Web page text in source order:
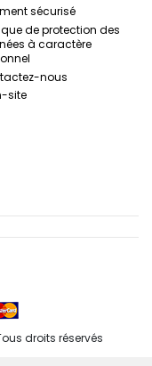
sécurisé
de protection des
à caractère
nous
site
droits réservés